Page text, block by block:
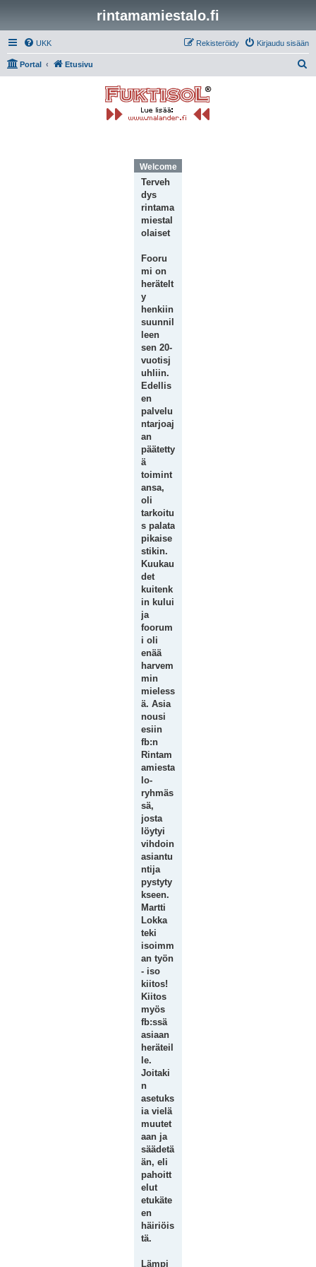
rintamamiestalo.fi
UKK Kirjaudu sisään
Rekisteröidy
Portal Etusivu
Welcome Message
Terveh
dys
rintama
miestal
olaiset
Fooru
mi on
herätelt
y
henkiin
suunnil
leen
sen 20-
vuotisj
uhliin.
Edellis
en
palvelu
ntarjoaj
an
päätetty
ä
toimint
ansa,
oli
tarkoitu
s palata
pikaise
stikin.
Kuukau
det
kuitenk
in kului
ja
foorum
i oli
enää
harvem
min
mieless
ä. Asia
nousi
esiin
fb:n
Rintam
amiesta
lo-
ryhmäs
sä,
josta
löytyi
vihdoin
asiantu
ntija
pystyty
kseen.
Martti
Lokka
teki
isoimm
an työn
- iso
kiitos!
Kiitos
myös
fb:ssä
asiaan
heräteil
le.
Joitaki
n
asetuks
ia vielä
muutet
aan ja
säädetä
än, eli
pahoitt
elut
etukäte
en
häiriöis
tä.
Lämpi